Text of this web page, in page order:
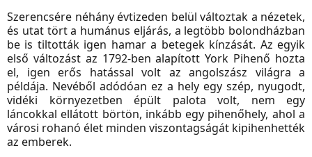
Szerencsére néhány évtizeden belül változtak a nézetek,
és utat tört a humánus eljárás, a legtöbb bolondházban
be is tiltották igen hamar a betegek kínzását. Az egyik
első változást az 1792-ben alapított York Pihenő hozta
el, igen erős hatással volt az angolszász világra a
példája. Nevéből adódóan ez a hely egy szép, nyugodt,
vidéki környezetben épült palota volt, nem egy
láncokkal ellátott börtön, inkább egy pihenőhely, ahol a
városi rohanó élet minden viszontagságát kipihenhették
az emberek.